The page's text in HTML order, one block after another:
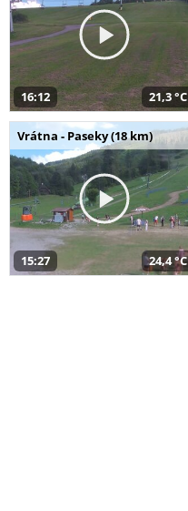
16:12 21,3 °C
Vrátna - Paseky (18 km)
15:27 24,4 °C